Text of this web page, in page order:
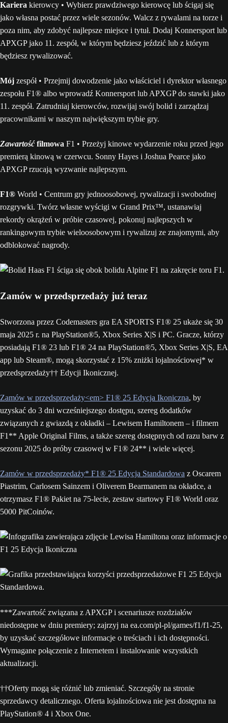
Kariera kierowcy • Wybierz prawdziwego kierowcę lub ścigaj się
jako własna postać przez wiele sezonów. Walcz z rywalami na torze i
poza nim, aby zdobyć najlepsze miejsce i tytuł. Dodaj Konnersport lub
APXGP jako 11. zespół, w którym będziesz jeździć lub z którym
będziesz rywalizować.
Mój zespół • Przejmij dowodzenie jako właściciel i dyrektor własnego
zespołu F1® albo wprowadź Konnersport lub APXGP do stawki jako
11. zespół. Zatrudniaj kierowców, rozwijaj swój bolid i zarządzaj
pracownikami w naszym największym trybie gry.
Zawartość filmowa F1 • Przeżyj kinowe wydarzenie roku przed jego
premierą kinową w czerwcu. Sonny Hayes i Joshua Pearce jako
APXGP rzucają wyzwanie najlepszym.
F1® World • Centrum gry jednoosobowej, rywalizacji i swobodnej
rozgrywki. Twórz własne wyścigi w Grand Prix™, ustanawiaj
rekordy okrążeń w próbie czasowej, pokonuj najlepszych w
rankingowym trybie wieloosobowym i rywalizuj ze znajomymi, aby
odblokować nagrody.
Zamów w przedsprzedaży już teraz
Stworzona przez Codemasters gra EA SPORTS F1® 25 ukaże się 30
maja 2025 r. na PlayStation®5, Xbox Series X|S i PC. Gracze, którzy
posiadają F1® 23 lub F1® 24 na PlayStation®5, Xbox Series X|S, EA
app lub Steam®, mogą skorzystać z 15% zniżki lojalnościowej* w
przedsprzedaży†† Edycji Ikonicznej.
Zamów w przedsprzedaży<em> F1® 25 Edycja Ikoniczna, by
uzyskać do 3 dni wcześniejszego dostępu, szereg dodatków
związanych z gwiazdą z okładki – Lewisem Hamiltonem – i filmem
F1** Apple Original Films, a także szereg dostępnych od razu barw z
sezonu 2025 do próby czasowej w F1® 24** i wiele więcej.
Zamów w przedsprzedaży* F1® 25 Edycja Standardowa z Oscarem
Piastrim, Carlosem Sainzem i Oliverem Bearmanem na okładce, a
otrzymasz F1® Pakiet na 75-lecie, zestaw startowy F1® World oraz
5000 PitCoinów.
***Zawartość związana z APXGP i scenariusze rozdziałów
niedostępne w dniu premiery; zajrzyj na ea.com/pl-pl/games/f1/f1-25,
by uzyskać szczegółowe informacje o treściach i ich dostępności.
Wymagane połączenie z Internetem i instalowanie wszystkich
aktualizacji.
††Oferty mogą się różnić lub zmieniać. Szczegóły na stronie
sprzedawcy detalicznego. Oferta lojalnościowa nie jest dostępna na
PlayStation® 4 i Xbox One.